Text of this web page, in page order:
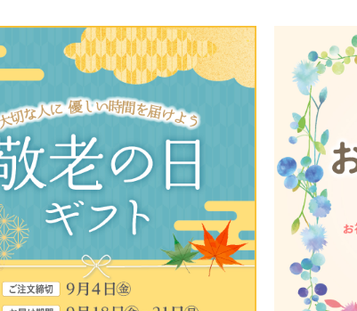
ご利用約款（ご
このサイトは7つの生協から業務委託を受けて、
める利用約款をご確認のうえ、ご利用ください。
個人
このサイトは7つの生協から業務委託を受けて、
ては、コープ事業連合、ならびに各生協の「個人
ます。
コープ事業連合、ならびに各生協の「個人情報保
特定商取
このサイトは7つの生協から業務委託を受けて、
生協となります。
各生協の「特定商取引法に基づく表記について」